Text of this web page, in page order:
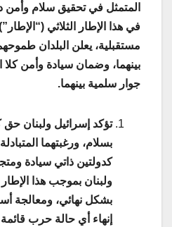
المتمثل في تحقيق سلام وأمن
في هذا الإطار الثلاثي
مستقبلية، يعلن البلدان
بينهما، وضمان سيادة وأمن كلا
جوار سلمية بينهما.
تؤكد إسرائيل ولبنان
بسلام، ورغبتهما
كدولتين ذاتي سيادة
ولبنان بموجب هذا الإطار
بشكل نهائي، ومعالجة
إنهاء أي حالة حرب